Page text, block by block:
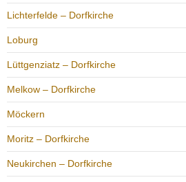
Lichterfelde – Dorfkirche
Loburg
Lüttgenziatz – Dorfkirche
Melkow – Dorfkirche
Möckern
Moritz – Dorfkirche
Neukirchen – Dorfkirche